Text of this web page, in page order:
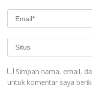
Simpan nama, email,
untuk komentar saya